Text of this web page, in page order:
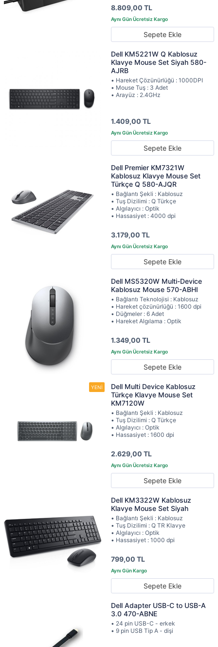
8.809,00 TL
Sepete Ekle
Dell KM5221W Q Kablosuz
Klavye Mouse Set Siyah 580-
AJRB
• Hareket Çözünürlüğü : 1000DPI
• Mouse Tuş : 3 Adet
• Arayüz : 2.4GHz
1.409,00 TL
Sepete Ekle
Dell Premier KM7321W
Kablosuz Klavye Mouse Set
Türkçe Q 580-AJQR
• Bağlantı Şekli : Kablosuz
• Tuş Dizilimi : Q Türkçe
• Algılayıcı : Optik
• Hassasiyet : 4000 dpi
3.179,00 TL
Sepete Ekle
Dell MS5320W Multi-Device
Kablosuz Mouse 570-ABHI
• Bağlantı Teknolojisi : Kablosuz
• Hareket çözünürlüğü : 1600 dpi
• Düğmeler : 6 Adet
• Hareket Algılama : Optik
1.349,00 TL
Sepete Ekle
Dell Multi Device Kablosuz
Türkçe Klavye Mouse Set
KM7120W
• Bağlantı Şekli : Kablosuz
• Tuş Dizilimi : Q Türkçe
• Algılayıcı : Optik
• Hassasiyet : 1600 dpi
2.629,00 TL
Sepete Ekle
Dell KM3322W Kablosuz
Klavye Mouse Set Siyah
• Bağlantı Şekli : Kablosuz
• Tuş Dizilimi : Q TR Klavye
• Algılayıcı : Optik
• Hassasiyet : 1000 dpi
799,00 TL
Sepete Ekle
Dell Adapter USB-C to USB-A
3.0 470-ABNE
• 24 pin USB-C - erkek
• 9 pin USB Tip A - dişi